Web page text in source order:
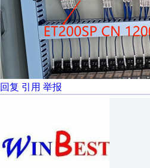
回复 引用 举报